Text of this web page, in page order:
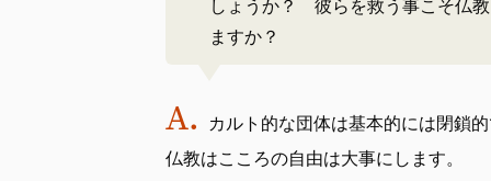
しょうか？ 彼らを救う事こそ仏
ますか？
カルト的な団体は基本的には閉鎖
仏教はこころの自由は大事にします。